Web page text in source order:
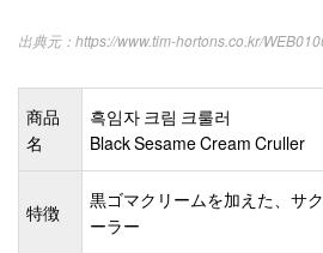
https://www.tim-hortons.co.kr/
商品
名
흑임자 크림 크룰러
Black Sesame Cream Cruller
特徴
黒ゴマクリームを加えた、サ
ーラー